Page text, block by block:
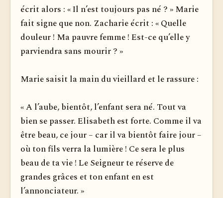
écrit alors : « Il n’est toujours pas né ? » Marie
fait signe que non. Zacharie écrit : « Quelle
douleur ! Ma pauvre femme ! Est-ce qu’elle y
parviendra sans mourir ? »
Marie saisit la main du vieillard et le rassure :
« A l’aube, bientôt, l’enfant sera né. Tout va
bien se passer. Elisabeth est forte. Comme il va
être beau, ce jour – car il va bientôt faire jour –
où ton fils verra la lumière ! Ce sera le plus
beau de ta vie ! Le Seigneur te réserve de
grandes grâces et ton enfant en est
l’annonciateur. »